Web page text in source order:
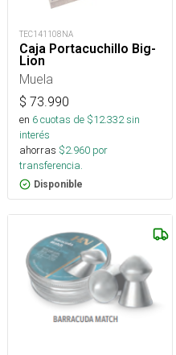
TEC141108NA
Caja Portacuchillo Big-
Lion
Muela
$ 73.990
en 6cuotas de $12.332sin
interés
ahorras $2.960 por
transferencia.
Disponible